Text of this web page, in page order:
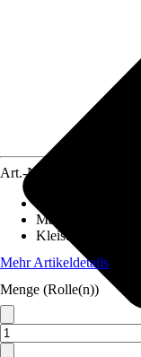
Art.-Nr.
Maße (BxH)
Kleisterempfehlung
Mehr Artikeldetails
Menge (Rolle(n))